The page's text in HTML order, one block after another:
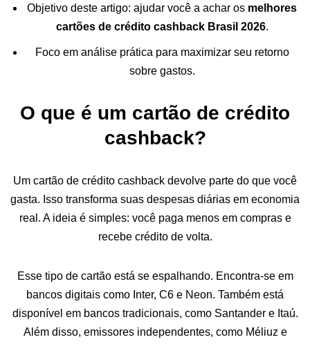
Objetivo deste artigo: ajudar você a achar os melhores
cartões de crédito cashback Brasil 2026.
Foco em análise prática para maximizar seu retorno
sobre gastos.
O que é um cartão de crédito
cashback?
Um cartão de crédito cashback devolve parte do que você
gasta. Isso transforma suas despesas diárias em economia
real. A ideia é simples: você paga menos em compras e
recebe crédito de volta.
Esse tipo de cartão está se espalhando. Encontra-se em
bancos digitais como Inter, C6 e Neon. Também está
disponível em bancos tradicionais, como Santander e Itaú.
Além disso, emissores independentes, como Méliuz e